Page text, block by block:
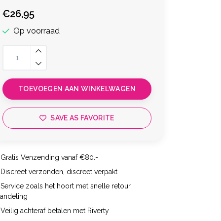
€26,95
Op voorraad
TOEVOEGEN AAN WINKELWAGEN
SAVE AS FAVORITE
Gratis Venzending vanaf €80.-
Discreet verzonden, discreet verpakt
Service zoals het hoort met snelle retour
Veilig achteraf betalen met Riverty